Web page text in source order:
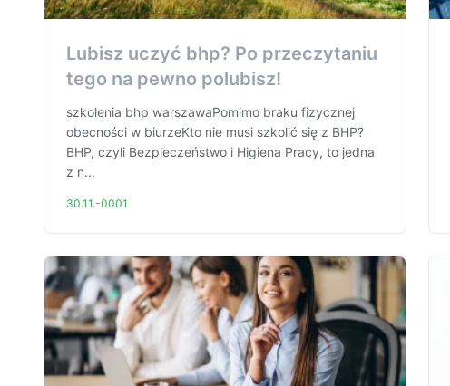
Lubisz uczyć bhp? Po przeczytaniu
tego na pewno polubisz!
szkolenia bhp warszawaPomimo braku fizycznej
obecności w biurzeKto nie musi szkolić się z BHP?
BHP, czyli Bezpieczeństwo i Higiena Pracy, to jedna
z n...
30.11.-0001